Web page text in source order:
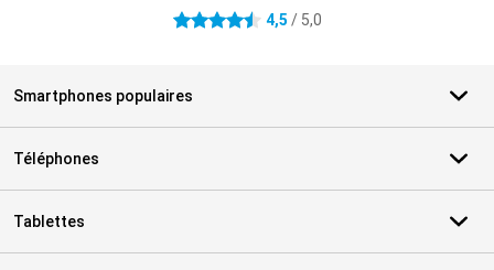
4.5 étoiles 4,5 / 5,0
Smartphones populaires
Téléphones
Tablettes